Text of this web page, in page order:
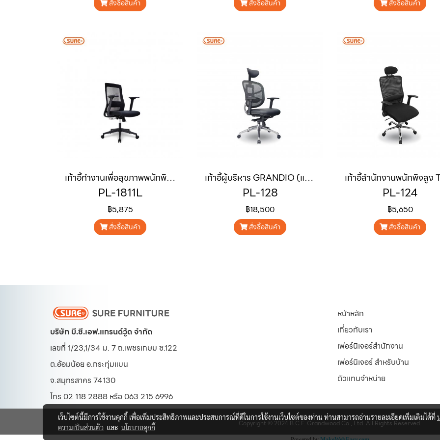
สั่งซื้อสินค้า สั่งซื้อสินค้า สั่งซื้อสินค้า
เก้าอี้ทำงานเพื่อสุขภาพพนักพิงต่ำ "WINOS"
PL-1811L
฿5,875
สั่งซื้อสินค้า
เก้าอี้ผู้บริหาร GRANDIO (แกรนด์ดิโอ)
PL-128
฿18,500
สั่งซื้อสินค้า
PL-124
฿5,650
สั่งซื้อสินค้า
บริษัท บี.ซี.เอฟ.แกรนด์วู้ด จำกัด
เลขที่ 1/23,1/34 ม. 7 ถ.เพชรเกษม ซ.122
ต.อ้อมน้อย อ.กระทุ่มแบน
จ.สมุทรสาคร 74130
โทร 02 118 2888 หรือ 063 215 6996
หน้าหลัก
เกี่ยวกับเรา
เฟอร์นิเจอร์สำนักงาน
เฟอร์นิเจอร์ สำหรับบ้าน
ตัวแทนจำหน่าย
Copyright © 2024 B.C.F. Grandwood Co., Ltd. All Rights Reserved.
เว็บไซต์นี้มีการใช้งานคุกกี้ เพื่อเพิ่มประสิทธิภาพและประสบการณ์ที่ดีในการใช้งานเว็บไซต์ของท่าน ท่านสามารถอ่านรายละเอียดเพิ่มเติมได้ที่
ความเป็นส่วนตัว และ นโยบายคุกกี้